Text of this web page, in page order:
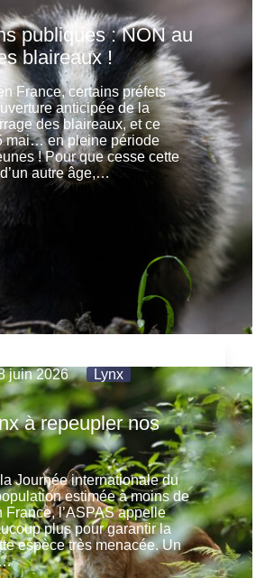
publiques : NON au
blaireaux !
France, certains préfets
anticipée de la
des blaireaux, et ce
mai… en pleine période
! Pour que cesse cette
autre âge,…
juin 2026 Lynx
à repeupler nos
Journée internationale du
estimée à moins de
l’ASPAS appelle
plus pour garantir la
espèce très menacée. Un